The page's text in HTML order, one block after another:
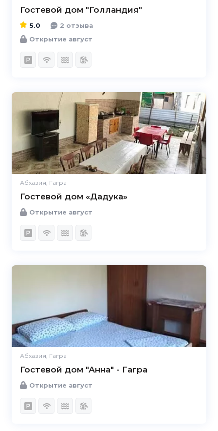
Гостевой дом "Голландия"
5.0
2 отзыва
Открытие август
Абхазия, Гагра
Гостевой дом «Дадука»
Открытие август
Абхазия, Гагра
Гостевой дом "Анна" - Гагра
Открытие август